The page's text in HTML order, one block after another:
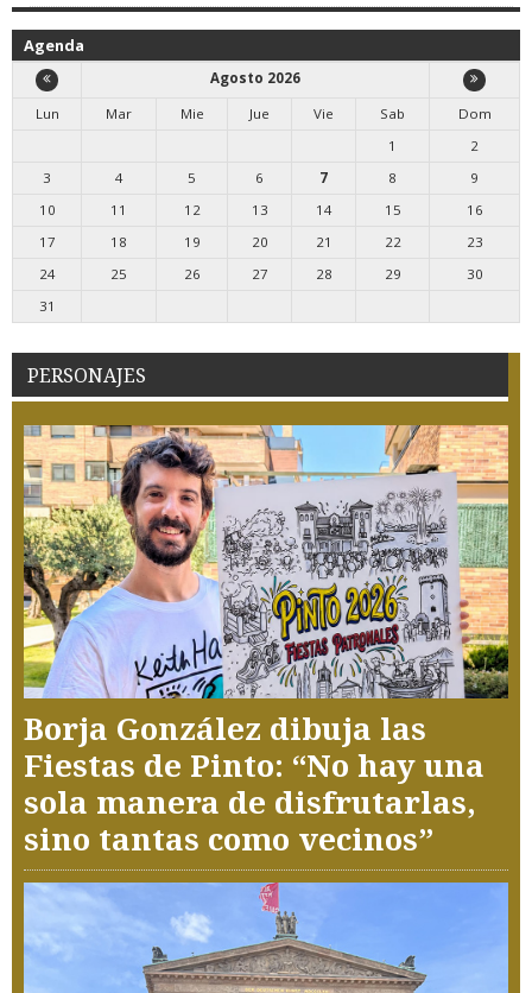
Agenda
Agosto 2026
Lun
Mar Mie Jue Vie Sab
Dom
1
2
3
4 5 6 7 8
9
10
11 12 13 14 15
16
17
18 19 20 21 22
23
24
25 26 27 28 29
30
31
PERSONAJES
Borja González dibuja las
Fiestas de Pinto: “No hay una
sola manera de disfrutarlas,
sino tantas como vecinos”